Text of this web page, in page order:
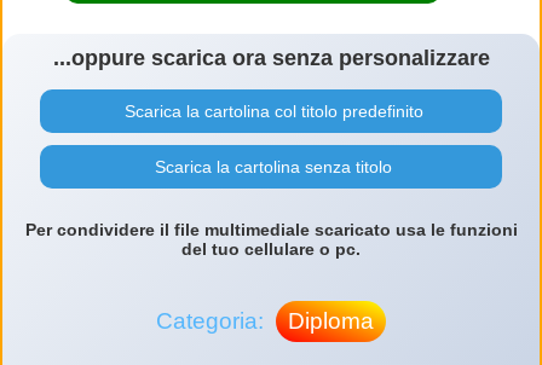
...oppure scarica ora senza personalizzare
Scarica la cartolina col titolo predefinito
Scarica la cartolina senza titolo
Per condividere il file multimediale scaricato usa le funzioni
del tuo cellulare o pc.
Categoria: Diploma